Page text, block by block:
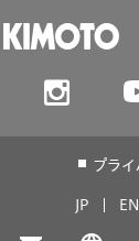
プラ
JP EN